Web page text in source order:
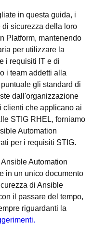
in questa guida, i
sicurezza della loro
Platform, mantenendo
per utilizzare la
i requisiti IT e di
i team addetti alla
gli standard di
dall'organizzazione
clienti che applicano ai
STIG RHEL, forniamo
Automation
per i requisiti STIG.
Automation
in un unico documento
di Ansible
il passare del tempo,
riguardanti la